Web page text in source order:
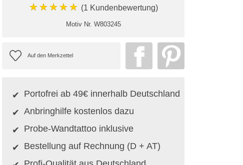
★★★★★ (1 Kundenbewertung)
Motiv Nr. W803245
Portofrei ab 49€ innerhalb Deutschland
Anbringhilfe kostenlos dazu
Probe-Wandtattoo inklusive
Bestellung auf Rechnung (D + AT)